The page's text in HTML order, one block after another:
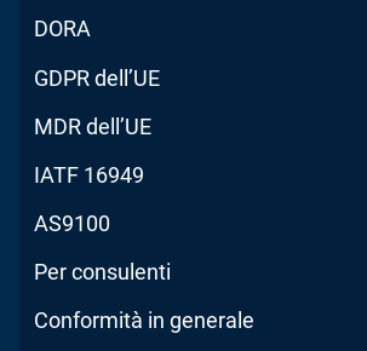
DORA
GDPR dell’UE
MDR dell’UE
IATF 16949
AS9100
Per consulenti
Conformità in generale